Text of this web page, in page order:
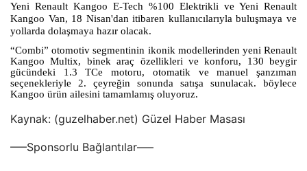
Yeni Renault Kangoo E-Tech %100 Elektrikli ve Yeni Renault
Kangoo Van, 18 Nisan'dan itibaren kullanıcılarıyla buluşmaya ve
yollarda dolaşmaya hazır olacak.
“Combi” otomotiv segmentinin ikonik modellerinden yeni Renault
Kangoo Multix, binek araç özellikleri ve konforu, 130 beygir
gücündeki 1.3 TCe motoru, otomatik ve manuel şanzıman
seçenekleriyle 2. çeyreğin sonunda satışa sunulacak. böylece
Kangoo ürün ailesini tamamlamış oluyoruz.
Kaynak: (guzelhaber.net) Güzel Haber Masası
—–Sponsorlu Bağlantılar—–